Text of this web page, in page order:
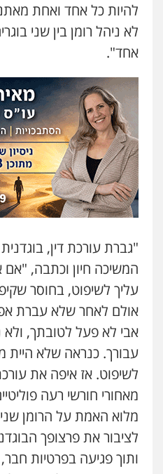
להיות כל אחד ואחת
לא ניהל רומן בין שני
אחד".
"גברת עורכת דין,
המשיכה חיון וכתבה, "אם
עליך לשיפוט, בחוסר
אולם לאחר שלא עברת
אבי לא פעל לטובתך,
עבורך. כנראה שלא היית
לשיפוט. אז איפה את
מאחורי חורשי רעה
מלוא האמת על הרומן
לציבור את פרצופך
ותוך פגיעה בפרטיות